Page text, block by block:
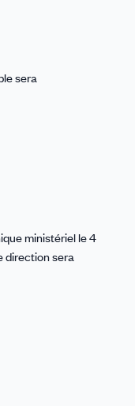
sera
ministériel le 4
direction sera